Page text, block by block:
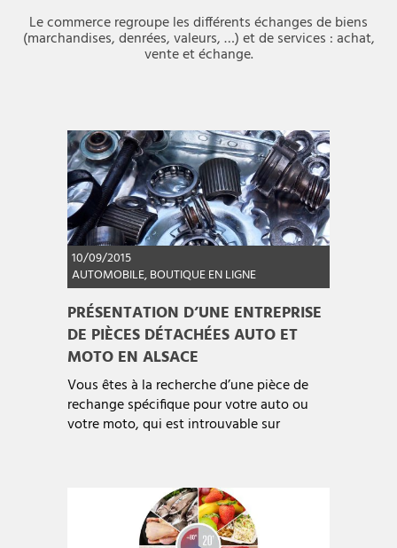
Le commerce regroupe les différents échanges de biens
(marchandises, denrées, valeurs, …) et de services : achat,
vente et échange.
10/09/2015
AUTOMOBILE,BOUTIQUE EN LIGNE
PRÉSENTATION D’UNE ENTREPRISE
DE PIÈCES DÉTACHÉES AUTO ET
MOTO EN ALSACE
Vous êtes à la recherche d’une pièce de
rechange spécifique pour votre auto ou
votre moto, qui est introuvable sur